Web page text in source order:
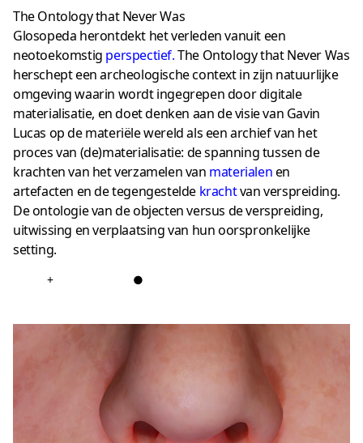
The Ontology that Never Was
Glosopeda herontdekt het verleden vanuit een
neotoekomstig perspectief.The Ontology that Never Was
herschept een archeologische context in zijn natuurlijke
omgeving waarin wordt ingegrepen door digitale
materialisatie, en doet denken aan de visie van Gavin
Lucas op de materiële wereld als een archief van het
proces van (de)materialisatie: de spanning tussen de
krachten van het verzamelen van materialenen
artefacten en de tegengestelde krachtvan verspreiding.
De ontologie van de objecten versus de verspreiding,
uitwissing en verplaatsing van hun oorspronkelijke
setting.
+ ●